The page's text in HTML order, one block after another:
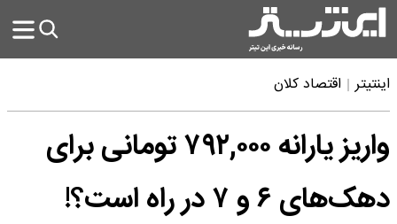
اینتیتر اقتصاد کلان
واریز یارانه ۷۹۲,۰۰۰ تومانی برای
دهک‌های ۶ و ۷ در راه است؟!